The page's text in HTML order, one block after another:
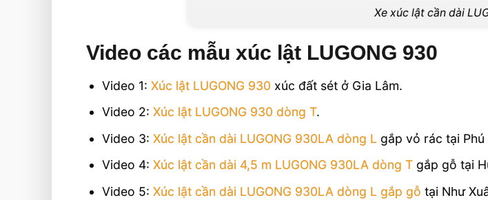
Xe xúc lật cần dài
Video các mẫu xúc lật LUGONG 930
Video 1: Xúc lật LUGONG 930 xúc đất sét ở Gia Lâm.
Video 2: Xúc lật LUGONG 930 dòng T.
Video 3: Xúc lật cần dài LUGONG 930LA dòng L gắp vỏ rác tại Phú
Video 4: Xúc lật cần dài 4,5 m LUGONG 930LA dòng Tgắp gỗ tại
Video 5: Xúc lật cần dài LUGONG 930LA dòng L gắp gỗ tại Như